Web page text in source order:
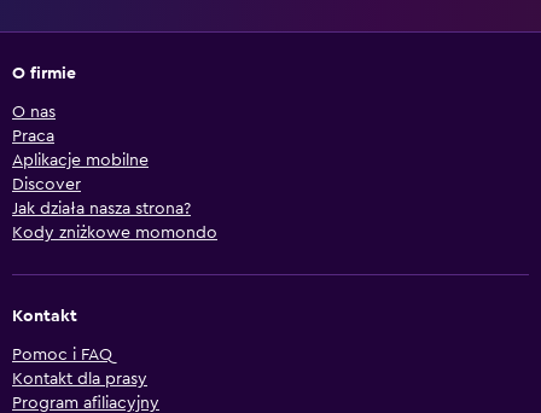
O firmie
O nas
Praca
Aplikacje mobilne
Discover
Jak działa nasza strona?
Kody zniżkowe momondo
Kontakt
Pomoc i FAQ
Kontakt dla prasy
Program afiliacyjny